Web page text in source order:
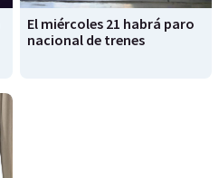
El miércoles 21 habrá paro
nacional de trenes